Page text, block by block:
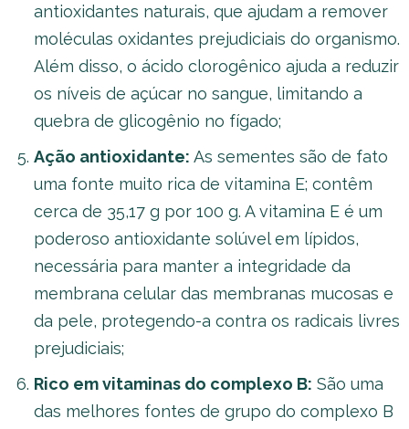
antioxidantes naturais, que ajudam a remover
moléculas oxidantes prejudiciais do organismo.
Além disso, o ácido clorogênico ajuda a reduzir
os níveis de açúcar no sangue, limitando a
quebra de glicogênio no fígado;
Ação antioxidante: As sementes são de fato
uma fonte muito rica de vitamina E; contêm
cerca de 35,17 g por 100 g. A vitamina E é um
poderoso antioxidante solúvel em lípidos,
necessária para manter a integridade da
membrana celular das membranas mucosas e
da pele, protegendo-a contra os radicais livres
prejudiciais;
Rico em vitaminas do complexo B: São uma
das melhores fontes de grupo do complexo B